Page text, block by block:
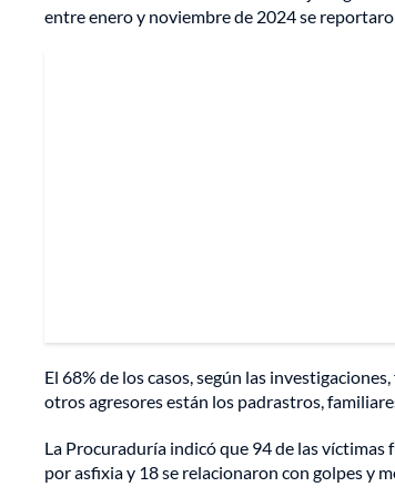
entre enero y noviembre de 2024 se
El 68% de los casos, según las
otros agresores están los padrastros,
La Procuraduría indicó que 94 de las víctimas
por asfixia y 18 se relacionaron con golpes y